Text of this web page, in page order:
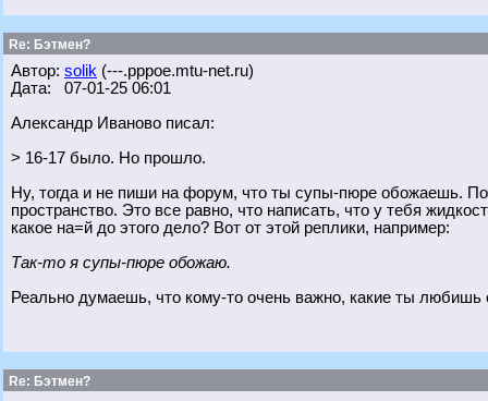
Re: Бэтмен?
Автор: solik (---.pppoe.mtu-net.ru)
Дата: 07-01-25 06:01
Александр Иваново писал:
> 16-17 было. Но прошло.
Ну, тогда и не пиши на форум, что ты супы-пюре обожаешь.
пространство. Это все равно, что написать, что у тебя
какое на=й до этого дело? Вот от этой реплики, например:
Так-то я супы-пюре обожаю.
Реально думаешь, что кому-то очень важно, какие ты любишь
Re: Бэтмен?